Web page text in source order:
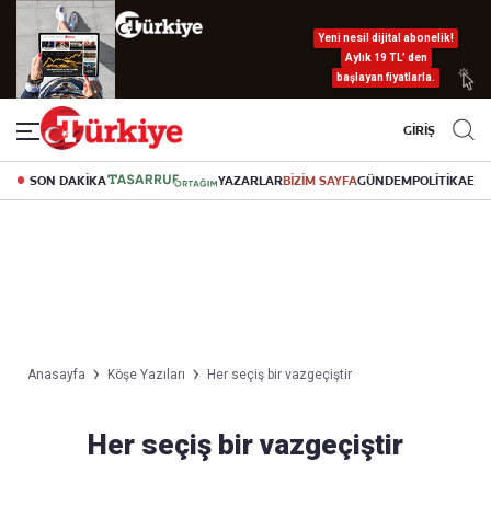
Yeni nesil dijital abonelik!
Aylık 19 TL’ den
başlayan fiyatlarla.
GİRİŞ
SON DAKİKA YAZARLARBİZİM SAYFAGÜNDEMPOLİTİKA
Anasayfa Köşe Yazıları Her seçiş bir vazgeçiştir
Her seçiş bir vazgeçiştir